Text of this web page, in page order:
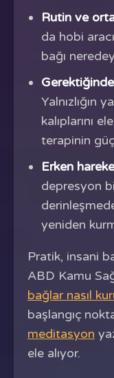
Rutin ve
da hobi
bağı
Yalnızlığın
kalıplarını
terapinin
Erken
depresyon
yeniden
Pratik, insani
ABD Kamu
bağlar nasıl
başlangıç
meditasyon
ele alıyor.